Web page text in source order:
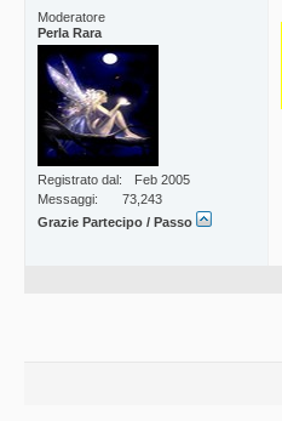
Moderatore
Perla Rara
Registrato dal
Feb 2005
Messaggi
73,243
Grazie Partecipo / Passo